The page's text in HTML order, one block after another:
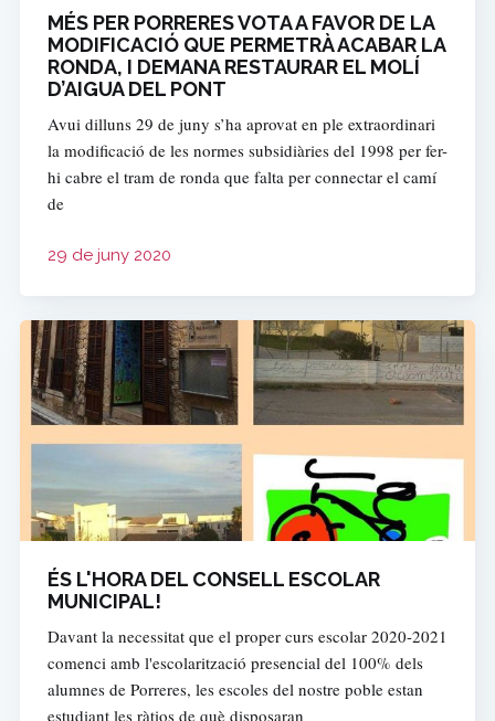
MÉS PER PORRERES VOTA A FAVOR DE LA
MODIFICACIÓ QUE PERMETRÀ ACABAR LA
RONDA, I DEMANA RESTAURAR EL MOLÍ
D’AIGUA DEL PONT
Avui dilluns 29 de juny s’ha aprovat en ple extraordinari
la modificació de les normes subsidiàries del 1998 per fer-
hi cabre el tram de ronda que falta per connectar el camí
de
29 de juny 2020
ÉS L'HORA DEL CONSELL ESCOLAR
MUNICIPAL!
Davant la necessitat que el proper curs escolar 2020-2021
comenci amb l'escolarització presencial del 100% dels
alumnes de Porreres, les escoles del nostre poble estan
estudiant les ràtios de què disposaran